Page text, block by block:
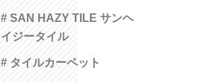
# SAN HAZY TILE サンヘ
イジータイル
# タイルカーペット